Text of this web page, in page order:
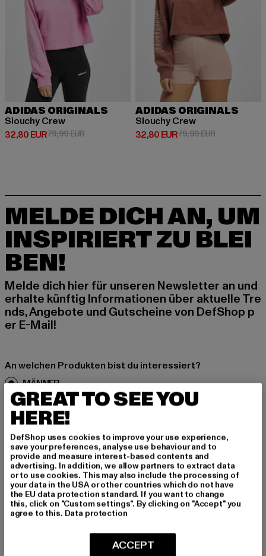
ADIDAS ORIGINALS
Slouchy Crew
32,80 EUR
Derzeitiger Preis: 32,80 EUR
79,99 EURAktionspreis: 79,99 EUR
ADIDAS ORIGINALS
Slouchy Crew
32,80 EUR
Derzeitiger Preis: 32,80 EUR
79,99 EURAktionspreis:
MELDE DICH AN, UM
INSPIRIERT ZU BLEI
BEN!
Melde dich hier für unseren Newsletter an und
erhalte künftig Informationen über aktuelle Tre
nds, Angebote und Gutscheine von DefShop p
er E-Mail!
An welchen Produkten bist du interessiert?
MÄNNER
FRAUEN
E-MAIL
ANMELDEN
Informationen dazu, wie DefShop mit Deinen Daten umgeht, findest Du
in unserer Datenschutzerklärung. Du kannst Dich jederzeit kostenfei
abmelden.Datenschutzerklärung lesen.
Play market
GREAT TO SEE YOU
HERE!
DefShop uses cookies to improve your use experience,
save your preferences, analyse use behaviour and to
provide and measure interest-based contents and
advertising. In addition, we allow partners to extract data
or to use cookies. This may also include the processing of
your data in the USA or other countries which do not have
the EU data protection standard. If you want to change
this, click on "Custom settings". By clicking on "Accept" you
agree to this. Data protection
ACCEPT